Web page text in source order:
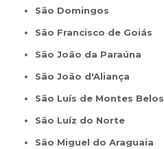
São Domingos
São Francisco de Goiás
São João da Paraúna
São João d'Aliança
São Luís de Montes Belos
São Luíz do Norte
São Miguel do Araguaia